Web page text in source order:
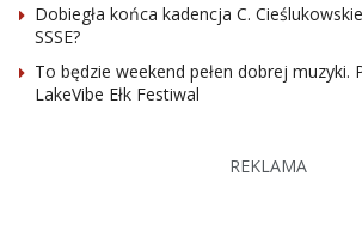
Dobiegła końca kadencja C.
SSSE?
To będzie weekend pełen dobrej muzyki.
LakeVibe Ełk Festiwal
REKLAMA